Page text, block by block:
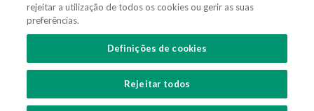
SIGA-NOS
Advogados e Consultores, SP RL. Todos os direitos reservados.
rejeitar a utilização de todos os cookies ou gerir as suas
preferências.
Definições de cookies
Rejeitar todos